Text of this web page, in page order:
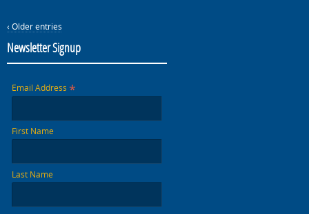
‹ Older entries
Newsletter Signup
Email Address *
First Name
Last Name